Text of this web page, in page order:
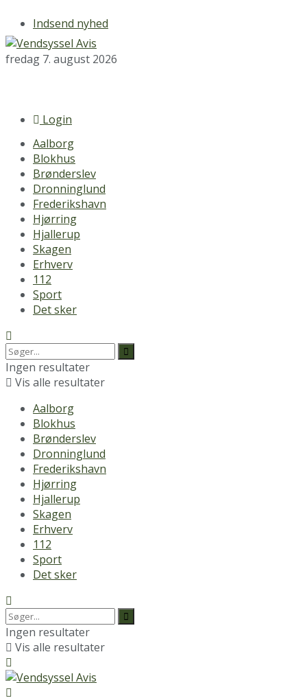
Indsend nyhed
fredag 7. august 2026
Login
Aalborg
Blokhus
Brønderslev
Dronninglund
Frederikshavn
Hjørring
Hjallerup
Skagen
Erhverv
112
Sport
Det sker
Ingen resultater
Vis alle resultater
Aalborg
Blokhus
Brønderslev
Dronninglund
Frederikshavn
Hjørring
Hjallerup
Skagen
Erhverv
112
Sport
Det sker
Ingen resultater
Vis alle resultater